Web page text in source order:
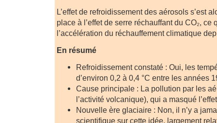
L’effet de refroidissement des aérosols s’est
place à l’effet de serre réchauffant du CO₂, ce
l’accélération du réchauffement climatique
En résumé
Refroidissement constaté : Oui, les
d’environ 0,2 à 0,4 °C entre les années
Cause principale : La pollution par les
l’activité volcanique), qui a masqué
Nouvelle ère glaciaire : Non, il n’y a
scientifique sur cette idée, largement